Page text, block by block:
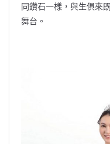
同鑽石一樣，與生俱來
舞台。